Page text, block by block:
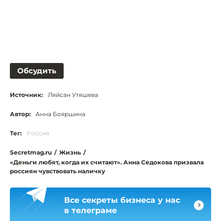
Обсудить
Источник: Ляйсан Утяшева
Автор: Анна Бояршина
Тег: Россия
Secretmag.ru / Жизнь /
«Деньги любят, когда их считают». Анна Седокова призвала
россиян чувствовать наличку
Все секреты бизнеса у нас
в телеграме